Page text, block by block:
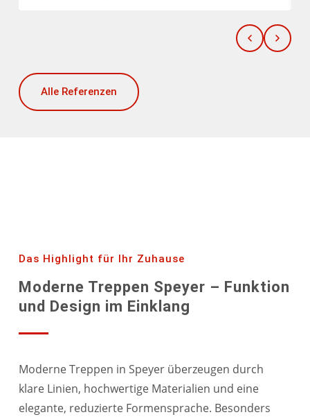
Alle Referenzen
Das Highlight für Ihr Zuhause
Moderne Treppen Speyer – Funktion
und Design im Einklang
Moderne Treppen in Speyer überzeugen durch
klare Linien, hochwertige Materialien und eine
elegante, reduzierte Formensprache. Besonders